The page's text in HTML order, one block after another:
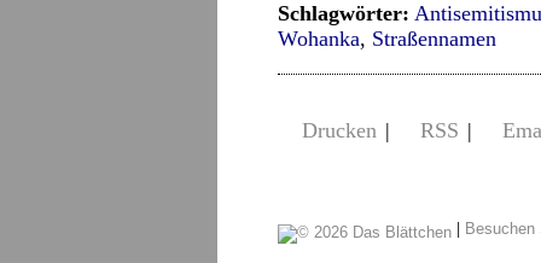
Schlagwörter:
Wohanka, Straßennamen
Drucken | RSS |
|